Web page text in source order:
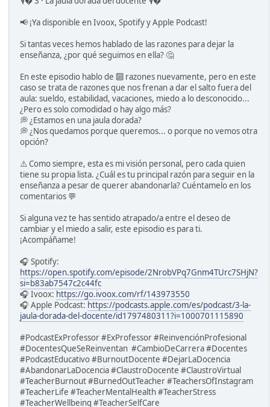
📢 ¡Ya disponible en Ivoox, Spotify y Apple Podcast!
Si tantas veces hemos hablado de las razones para dejar la
enseñanza, ¿por qué seguimos en ella? 🤔
En este episodio hablo de 🔟 razones nuevamente, pero en este
caso se trata de razones que nos frenan a dar el salto fuera del
aula: sueldo, estabilidad, vacaciones, miedo a lo desconocido...
¿Pero es solo comodidad o hay algo más?
💭 ¿Estamos en una jaula dorada?
💭 ¿Nos quedamos porque queremos... o porque no vemos otra
opción?
⚠️ Como siempre, esta es mi visión personal, pero cada quien
tiene su propia lista. ¿Cuál es tu principal razón para seguir en la
enseñanza a pesar de querer abandonarla? Cuéntamelo en los
comentarios 💬
Si alguna vez te has sentido atrapado/a entre el deseo de
cambiar y el miedo a salir, este episodio es para ti.
¡Acompáñame!
🎧 Spotify:
https://open.spotify.com/episode/2NrobVPq7Gnm4TUrc7SHjN?
si=b83ab7547c2c44fc
🎧 Ivoox: https://go.ivoox.com/rf/143973550
🎧 Apple Podcast: https://podcasts.apple.com/es/podcast/3-la-
jaula-dorada-del-docente/id1797480311?i=1000701115890
#PodcastExProfessor #ExProfessor #ReinvenciónProfesional
#DocentesQueSeReinventan #CambioDeCarrera #Docentes
#PodcastEducativo #BurnoutDocente #DejarLaDocencia
#AbandonarLaDocencia #ClaustroDocente #ClaustroVirtual
#TeacherBurnout #BurnedOutTeacher #TeachersOfInstagram
#TeacherLife #TeacherMentalHealth #TeacherStress
#TeacherWellbeing #TeacherSelfCare